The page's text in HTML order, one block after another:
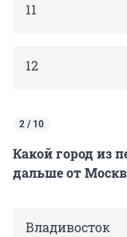
11
12
2 / 10
Какой город из
дальше от
Владивосток